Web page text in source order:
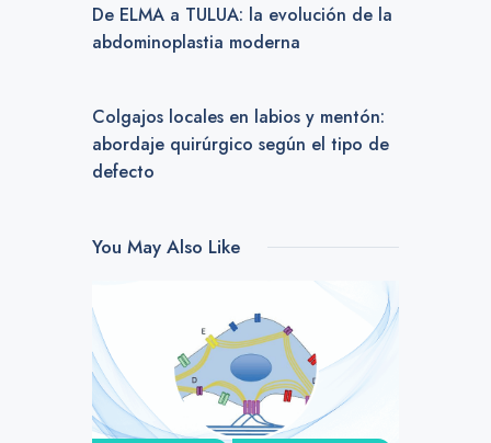
De ELMA a TULUA: la evolución de la
abdominoplastia moderna
Colgajos locales en labios y mentón:
abordaje quirúrgico según el tipo de
defecto
You May Also Like